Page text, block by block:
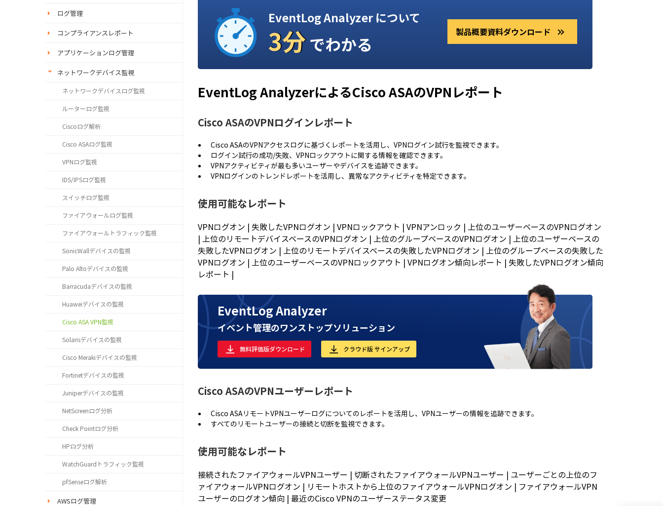
ログ管理
コンプライアンスレポート
アプリケーションログ管理
ネットワークデバイス監視
ネットワークデバイスログ監視
ルーターログ監視
Ciscoログ解析
Cisco ASAログ監視
VPNログ監視
IDS/IPSログ監視
スイッチログ監視
ファイアウォールログ監視
ファイアウォールトラフィック監視
SonicWallデバイスの監視
Palo Altoデバイスの監視
Barracudaデバイスの監視
Huaweiデバイスの監視
Cisco ASA VPN監視
Solarisデバイスの監視
Cisco Merakiデバイスの監視
Fortinetデバイスの監視
Juniperデバイスの監視
NetScreenログ分析
Check Pointログ分析
HPログ分析
WatchGuardトラフィック監視
pfSenseログ解析
AWSログ管理
EventLog Analyzer について
3分でわかる
製品概要資料ダウンロード
EventLog AnalyzerによるCisco ASAのVPNレポート
Cisco ASAのVPNログインレポート
Cisco ASAのVPNアクセスログに基づくレポートを活用し、VPNログイン試行を監視できます。
ログイン試行の成功/失敗、VPNロックアウトに関する情報を確認できます。
VPNアクティビティが最も多いユーザーやデバイスを追跡できます。
VPNログインのトレンドレポートを活用し、異常なアクティビティを特定できます。
使用可能なレポート
VPNログオン | 失敗したVPNログオン | VPNロックアウト | VPNアンロック | 上位のユーザーベースのVPNログオン
| 上位のリモートデバイスベースのVPNログオン | 上位のグループベースのVPNログオン | 上位のユーザーベースの
失敗したVPNログオン | 上位のリモートデバイスベースの失敗したVPNログオン | 上位のグループベースの失敗した
VPNログオン | 上位のユーザーベースのVPNロックアウト | VPNログオン傾向レポート | 失敗したVPNログオン傾向
レポート |
EventLog Analyzer
イベント管理のワンストップソリューション
無料評価版ダウンロード クラウド版 サインアップ
Cisco ASAのVPNユーザーレポート
Cisco ASAリモートVPNユーザーログについてのレポートを活用し、VPNユーザーの情報を追跡できます。
すべてのリモートユーザーの接続と切断を監視できます。
使用可能なレポート
接続されたファイアウォールVPNユーザー | 切断されたファイアウォールVPNユーザー | ユーザーごとの上位のフ
ァイアウォールVPNログオン | リモートホストから上位のファイアウォールVPNログオン | ファイアウォールVPN
ユーザーのログオン傾向 | 最近のCisco VPNのユーザーステータス変更